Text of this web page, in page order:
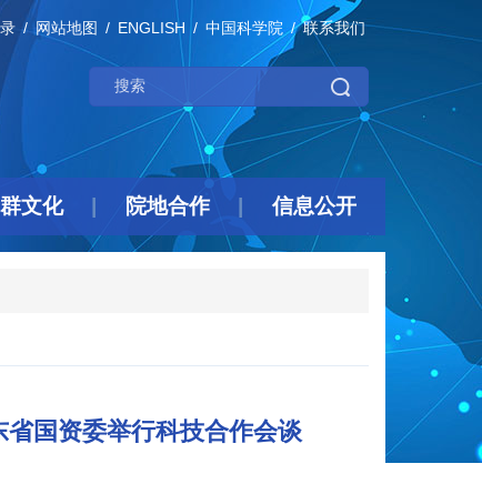
网站地图 ENGLISH 中国科学院 联系我们
文化 院地合作 信息公开
国资委举行科技合作会谈